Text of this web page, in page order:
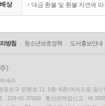
상 대금 환불 및 환불 지연에
방침 청소년보호정책 도서홍보안내
세라
등포구 은행로 11, 5층~6층(여의도동,일신
: 229-81-37000 통신판매업신고 : 제